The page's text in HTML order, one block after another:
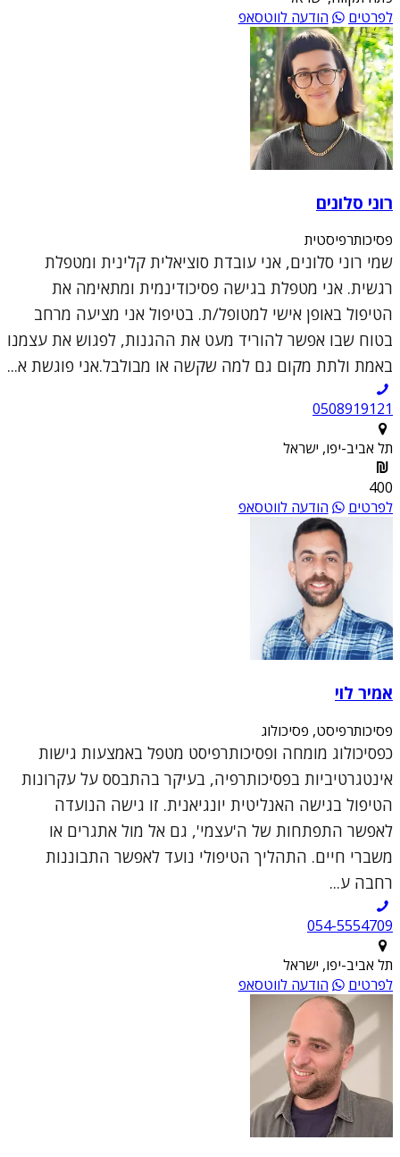
לפרטים
הודעה לווטסאפ
רוני סלונים
פסיכותרפיסטית
שמי רוני סלונים, אני עובדת סוציאלית קלינית ומטפלת
רגשית. אני מטפלת בגישה פסיכודינמית ומתאימה את
הטיפול באופן אישי למטופל/ת. בטיפול אני מציעה מרחב
בטוח שבו אפשר להוריד מעט את ההגנות, לפגוש את עצמנו
באמת ולתת מקום גם למה שקשה או מבולבל.אני פוגשת א...
0508919121
תל אביב-יפו, ישראל
400
לפרטים
הודעה לווטסאפ
אמיר לוי
פסיכותרפיסט, פסיכולוג
כפסיכולוג מומחה ופסיכותרפיסט מטפל באמצעות גישות
אינטגרטיביות בפסיכותרפיה, בעיקר בהתבסס על עקרונות
הטיפול בגישה האנליטית יונגיאנית. זו גישה הנועדה
לאפשר התפתחות של ה'עצמי', גם אל מול אתגרים או
משברי חיים. התהליך הטיפולי נועד לאפשר התבוננות
רחבה ע...
054-5554709
תל אביב-יפו, ישראל
לפרטים
הודעה לווטסאפ